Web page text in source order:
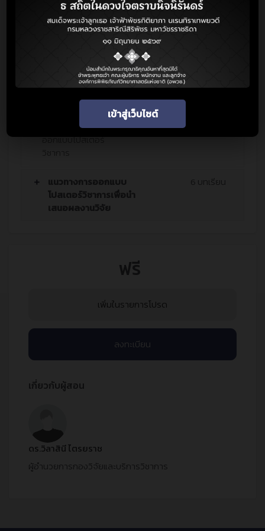
เข้าสู่เว็บไซต์
และความสำคัญ
Session 2 การจัดทำ
Session 3 การ
ออกแบบโปสเตอร์
Session 4 การ
ออกแบบโปสเตอร์
แนวทางการออกแบบ
โปสเตอร์วิชาการเพื่อนำ
เสนอผลงานวิจัย
6 บทเรียน
ฟรี
เพิ่มในรายการโปรด
ลงทะเบียน
เกี่ยวกับผู้สอน
ดร.วิลาสินี ไตรยราช
ผู้อำนวยการกองวิจัยและบริการวิชาการ